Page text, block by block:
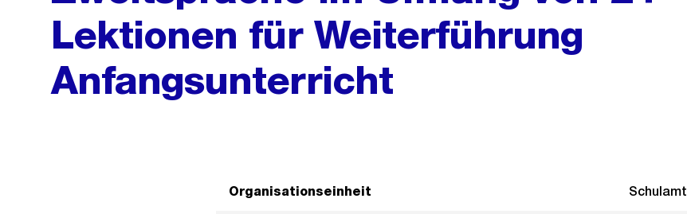
Lektionen für Weiterführung
Anfangsunterricht
Organisationseinheit Schulamt